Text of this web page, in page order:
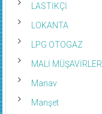
LASTİKÇİ
LOKANTA
LPG OTOGAZ
MALİ MÜŞAVİRLER
Manav
Manşet